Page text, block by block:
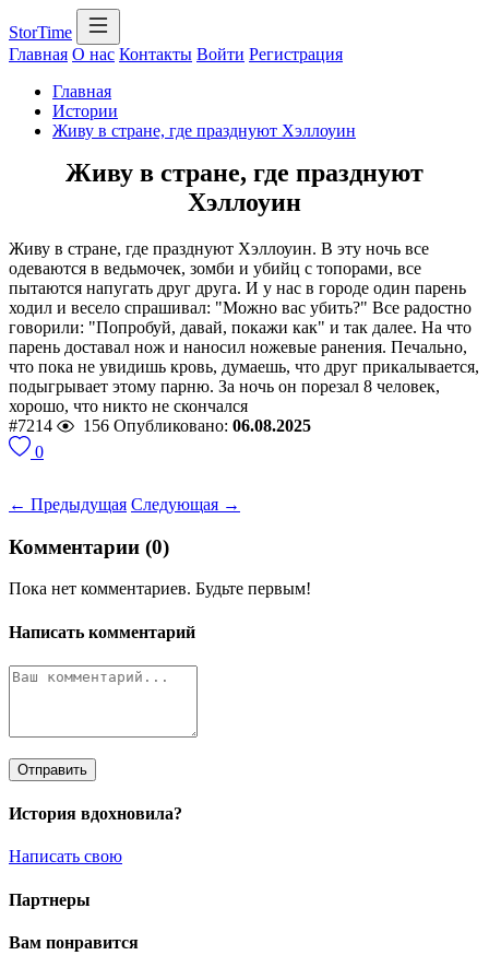
StorTime
Главная О нас Контакты Войти Регистрация
Главная
Истории
Живу в стране, где празднуют Хэллоуин
Живу в стране, где празднуют
Хэллоуин
Живу в стране, где празднуют Хэллоуин. В эту ночь все
одеваются в ведьмочек, зомби и убийц с топорами, все
пытаются напугать друг друга. И у нас в городе один парень
ходил и весело спрашивал: "Можно вас убить?" Все радостно
говорили: "Попробуй, давай, покажи как" и так далее. На что
парень доставал нож и наносил ножевые ранения. Печально,
что пока не увидишь кровь, думаешь, что друг прикалывается,
подыгрывает этому парню. За ночь он порезал 8 человек,
хорошо, что никто не скончался
#7214
156 Опубликовано: 06.08.2025
0
← Предыдущая Следующая →
Комментарии (0)
Пока нет комментариев. Будьте первым!
Написать комментарий
Отправить
История вдохновила?
Написать свою
Партнеры
Вам понравится